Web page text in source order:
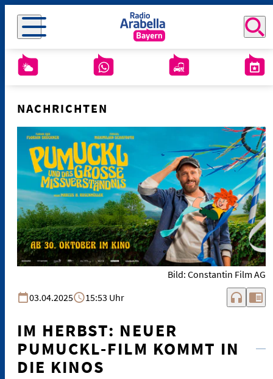
NACHRICHTEN
Bild: Constantin Film AG
03.04.2025
15:53 Uhr headphones chrome_reader_mode
IM HERBST: NEUER
PUMUCKL-FILM KOMMT IN
DIE KINOS